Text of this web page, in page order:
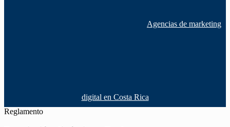
Agencias de marketing
digital en Costa Rica
Reglamento